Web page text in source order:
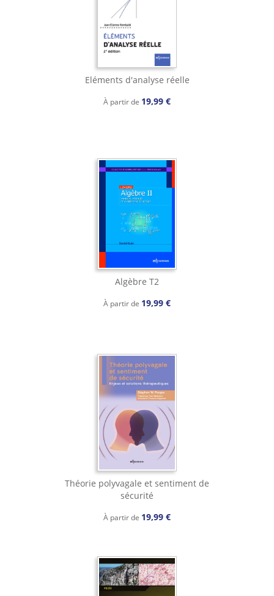
Eléments d'analyse réelle
À partir de 19,99 €
Algèbre T2
À partir de 19,99 €
Théorie polyvagale et sentiment de
sécurité
À partir de 19,99 €